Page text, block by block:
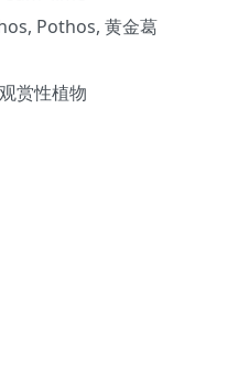
Pothos, 黄金葛
赏性植物